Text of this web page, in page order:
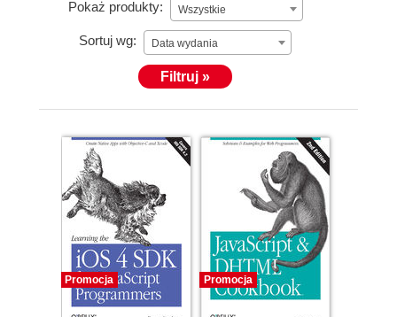
Pokaż produkty: Wszystkie
Sortuj wg: Data wydania
Filtruj »
Promocja Promocja